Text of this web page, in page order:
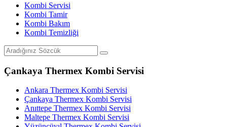
Kombi Servisi
Kombi Tamir
Kombi Bakım
Kombi Temizliği
Çankaya Thermex Kombi Servisi
Ankara Thermex Kombi Servisi
Çankaya Thermex Kombi Servisi
Anıttepe Thermex Kombi Servisi
Maltepe Thermex Kombi Servisi